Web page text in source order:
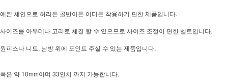
예쁜 체인으로 허리든 골반이든 어디든 착용하기 편한 제품입니다.
사이즈를 아무데나 고리로 체결 할 수 있으므로 사이즈 조절이 편한 벨트입니다.
원피스나 니트, 남방 위에 포인트 주실 수 있는 제품입니다.
폭은 약 10mm이며 33인치 까지 가능합니다.